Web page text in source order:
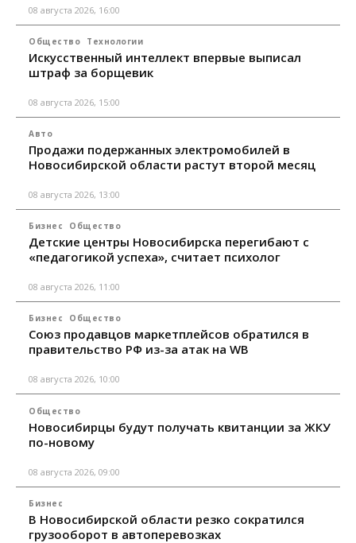
08 августа 2026, 16:00
Общество Технологии
Искусственный интеллект впервые выписал
штраф за борщевик
08 августа 2026, 15:00
Авто
Продажи подержанных электромобилей в
Новосибирской области растут второй месяц
08 августа 2026, 13:00
Бизнес Общество
Детские центры Новосибирска перегибают с
«педагогикой успеха», считает психолог
08 августа 2026, 11:00
Бизнес Общество
Союз продавцов маркетплейсов обратился в
правительство РФ из-за атак на WB
08 августа 2026, 10:00
Общество
Новосибирцы будут получать квитанции за ЖКУ
по-новому
08 августа 2026, 09:00
Бизнес
В Новосибирской области резко сократился
грузооборот в автоперевозках